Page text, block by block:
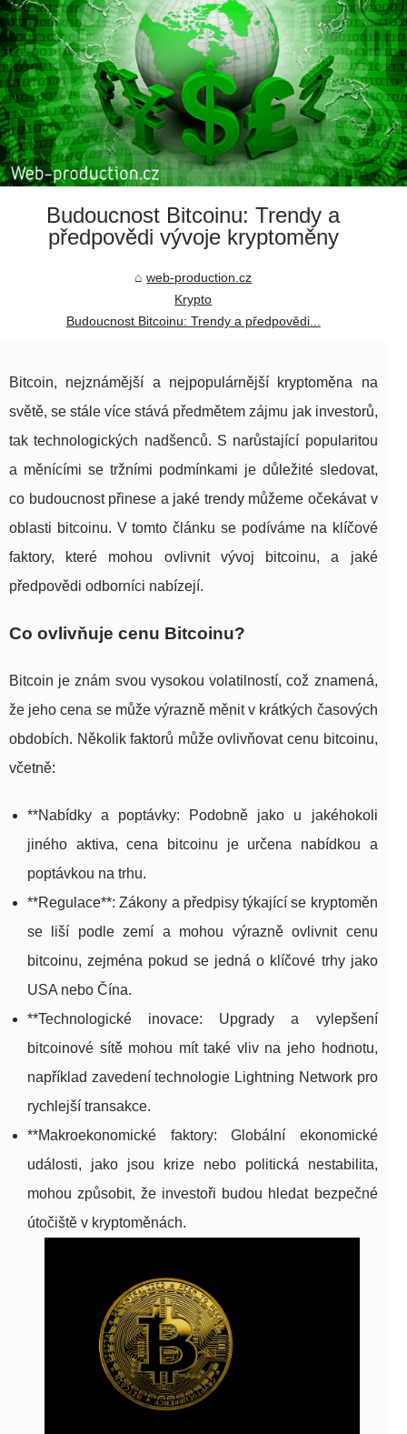
Budoucnost Bitcoinu: Trendy a
předpovědi vývoje kryptoměny
web-production.cz
Krypto
Budoucnost Bitcoinu: Trendy a předpovědi...
Bitcoin, nejznámější a nejpopulárnější kryptoměna na
světě, se stále více stává předmětem zájmu jak investorů,
tak technologických nadšenců. S narůstající popularitou
a měnícími se tržními podmínkami je důležité sledovat,
co budoucnost přinese a jaké trendy můžeme očekávat v
oblasti bitcoinu. V tomto článku se podíváme na klíčové
faktory, které mohou ovlivnit vývoj bitcoinu, a jaké
předpovědi odborníci nabízejí.
Co ovlivňuje cenu Bitcoinu?
Bitcoin je znám svou vysokou volatilností, což znamená,
že jeho cena se může výrazně měnit v krátkých časových
obdobích. Několik faktorů může ovlivňovat cenu bitcoinu,
včetně:
**Nabídky a poptávky: Podobně jako u jakéhokoli
jiného aktiva, cena bitcoinu je určena nabídkou a
poptávkou na trhu.
**Regulace**: Zákony a předpisy týkající se kryptoměn
se liší podle zemí a mohou výrazně ovlivnit cenu
bitcoinu, zejména pokud se jedná o klíčové trhy jako
USA nebo Čína.
**Technologické inovace: Upgrady a vylepšení
bitcoinové sítě mohou mít také vliv na jeho hodnotu,
například zavedení technologie Lightning Network pro
rychlejší transakce.
**Makroekonomické faktory: Globální ekonomické
události, jako jsou krize nebo politická nestabilita,
mohou způsobit, že investoři budou hledat bezpečné
útočiště v kryptoměnách.